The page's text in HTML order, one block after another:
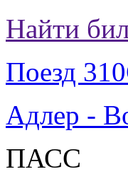
Найти
Поезд
Адлер -
ПАСС